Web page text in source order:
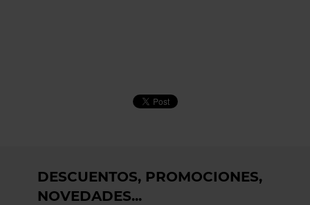
DESCUENTOS, PROMOCIONES,
NOVEDADES...